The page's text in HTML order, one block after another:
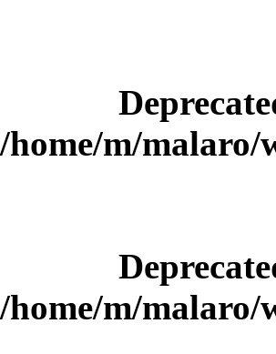
/home/m/malaro/
/home/m/malaro/